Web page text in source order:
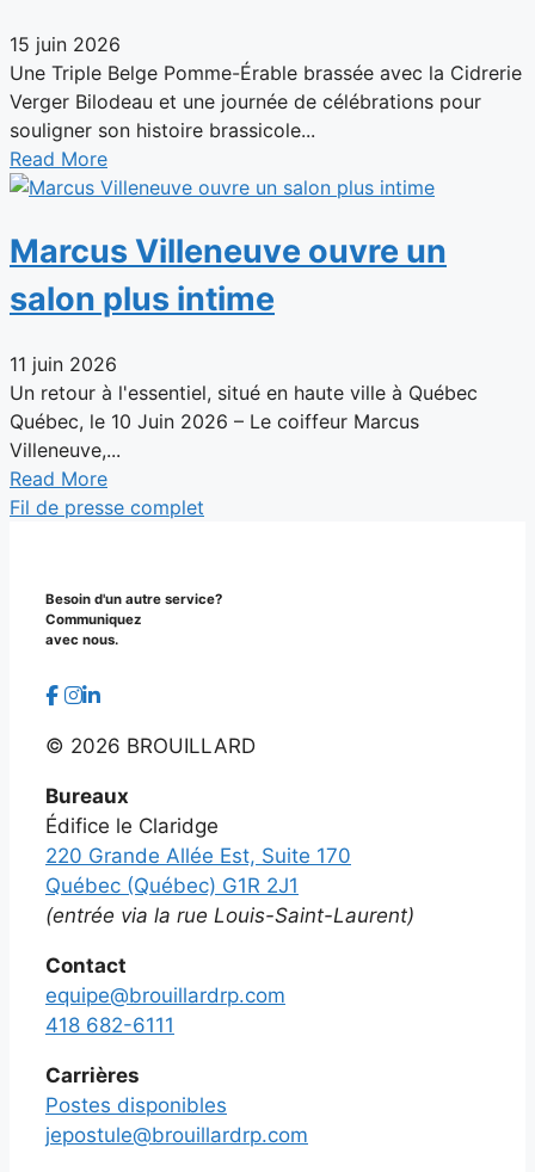
15 juin 2026
Une Triple Belge Pomme-Érable brassée avec la Cidrerie
Verger Bilodeau et une journée de célébrations pour
souligner son histoire brassicole...
Read More
Marcus Villeneuve ouvre un
salon plus intime
11 juin 2026
Un retour à l'essentiel, situé en haute ville à Québec
Québec, le 10 Juin 2026 – Le coiffeur Marcus
Villeneuve,...
Read More
Fil de presse complet
Besoin d'un autre service?
Communiquez
avec nous.
© 2026 BROUILLARD
Bureaux
Édifice le Claridge
220 Grande Allée Est, Suite 170
Québec (Québec) G1R 2J1
(entrée via la rue Louis-Saint-Laurent)
Contact
equipe@brouillardrp.com
418 682-6111
Carrières
Postes disponibles
jepostule@brouillardrp.com